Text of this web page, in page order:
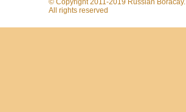
© Copyright 2011-2019 Russian Boracay.
All rights reserved